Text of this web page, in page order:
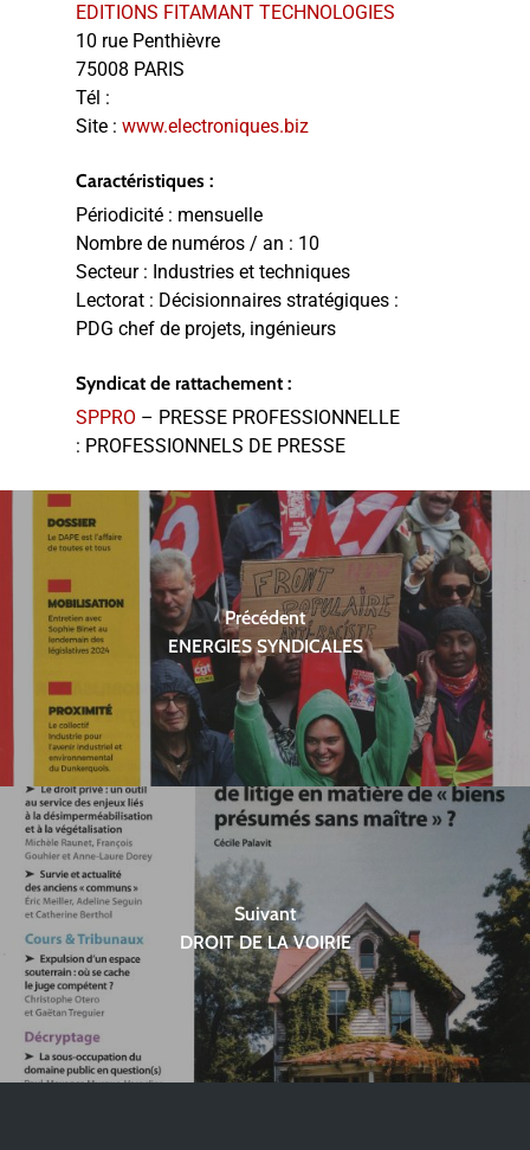
EDITIONS FITAMANT TECHNOLOGIES
10 rue Penthièvre
75008 PARIS
Tél :
Site : www.electroniques.biz
Caractéristiques :
Périodicité : mensuelle
Nombre de numéros / an : 10
Secteur : Industries et techniques
Lectorat : Décisionnaires stratégiques :
PDG chef de projets, ingénieurs
Syndicat de rattachement :
SPPRO – PRESSE PROFESSIONNELLE
: PROFESSIONNELS DE PRESSE
Précédent
ENERGIES SYNDICALES
Suivant
DROIT DE LA VOIRIE